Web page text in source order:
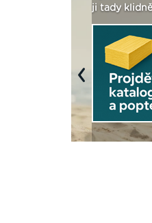
ji tady
Previous